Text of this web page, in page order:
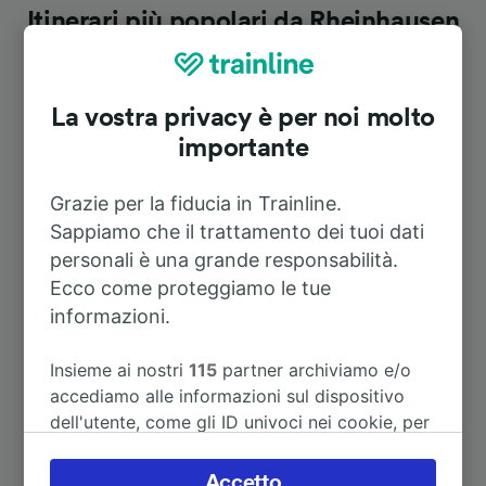
Itinerari più popolari da Rheinhausen
Ost
Durata
A Krefeld-Uerdingen
A Düsseldorf-Benrath 22m
A Essen Hbf
A Dortmund Hbf 32m
La vostra privacy è per noi molto
importante
Grazie per la fiducia in Trainline.
Sappiamo che il trattamento dei tuoi dati
personali è una grande responsabilità.
Ecco come proteggiamo le tue
informazioni.
Insieme ai nostri115 partner archiviamo e/o
accediamo alle informazioni sul dispositivo
dell'utente, come gli ID univoci nei cookie, per
accettare o gestire le proprie scelte facendo